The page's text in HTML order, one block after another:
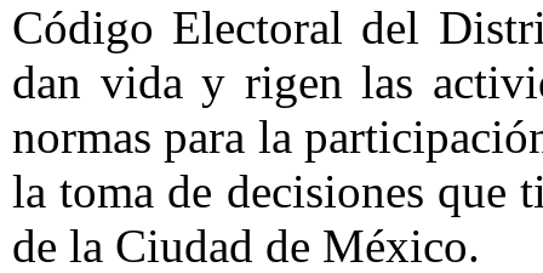
Código Electoral del
dan vida y rigen las
normas para la
la toma de decisiones que
de la Ciudad de México.